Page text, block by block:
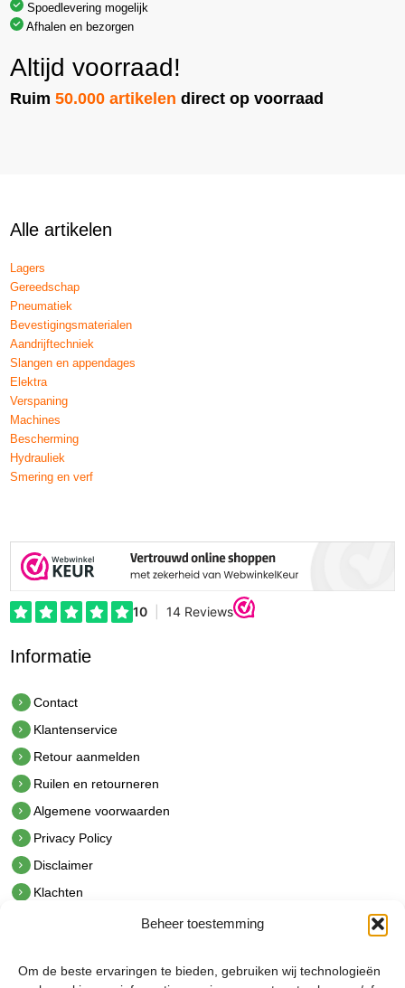
Beheer toestemming
Om de beste ervaringen te bieden, gebruiken wij technologieën
Spoedlevering mogelijk
Afhalen en bezorgen
Altijd voorraad!
Ruim50.000 artikelen direct op voorraad
Alle artikelen
Lagers
Gereedschap
Pneumatiek
Bevestigingsmaterialen
Aandrijftechniek
Slangen en appendages
Elektra
Verspaning
Machines
Bescherming
Hydrauliek
Smering en verf
Informatie
Contact
Klantenservice
Retour aanmelden
Ruilen en retourneren
Algemene voorwaarden
Privacy Policy
Disclaimer
Klachten
hetindustriehuis B.V.